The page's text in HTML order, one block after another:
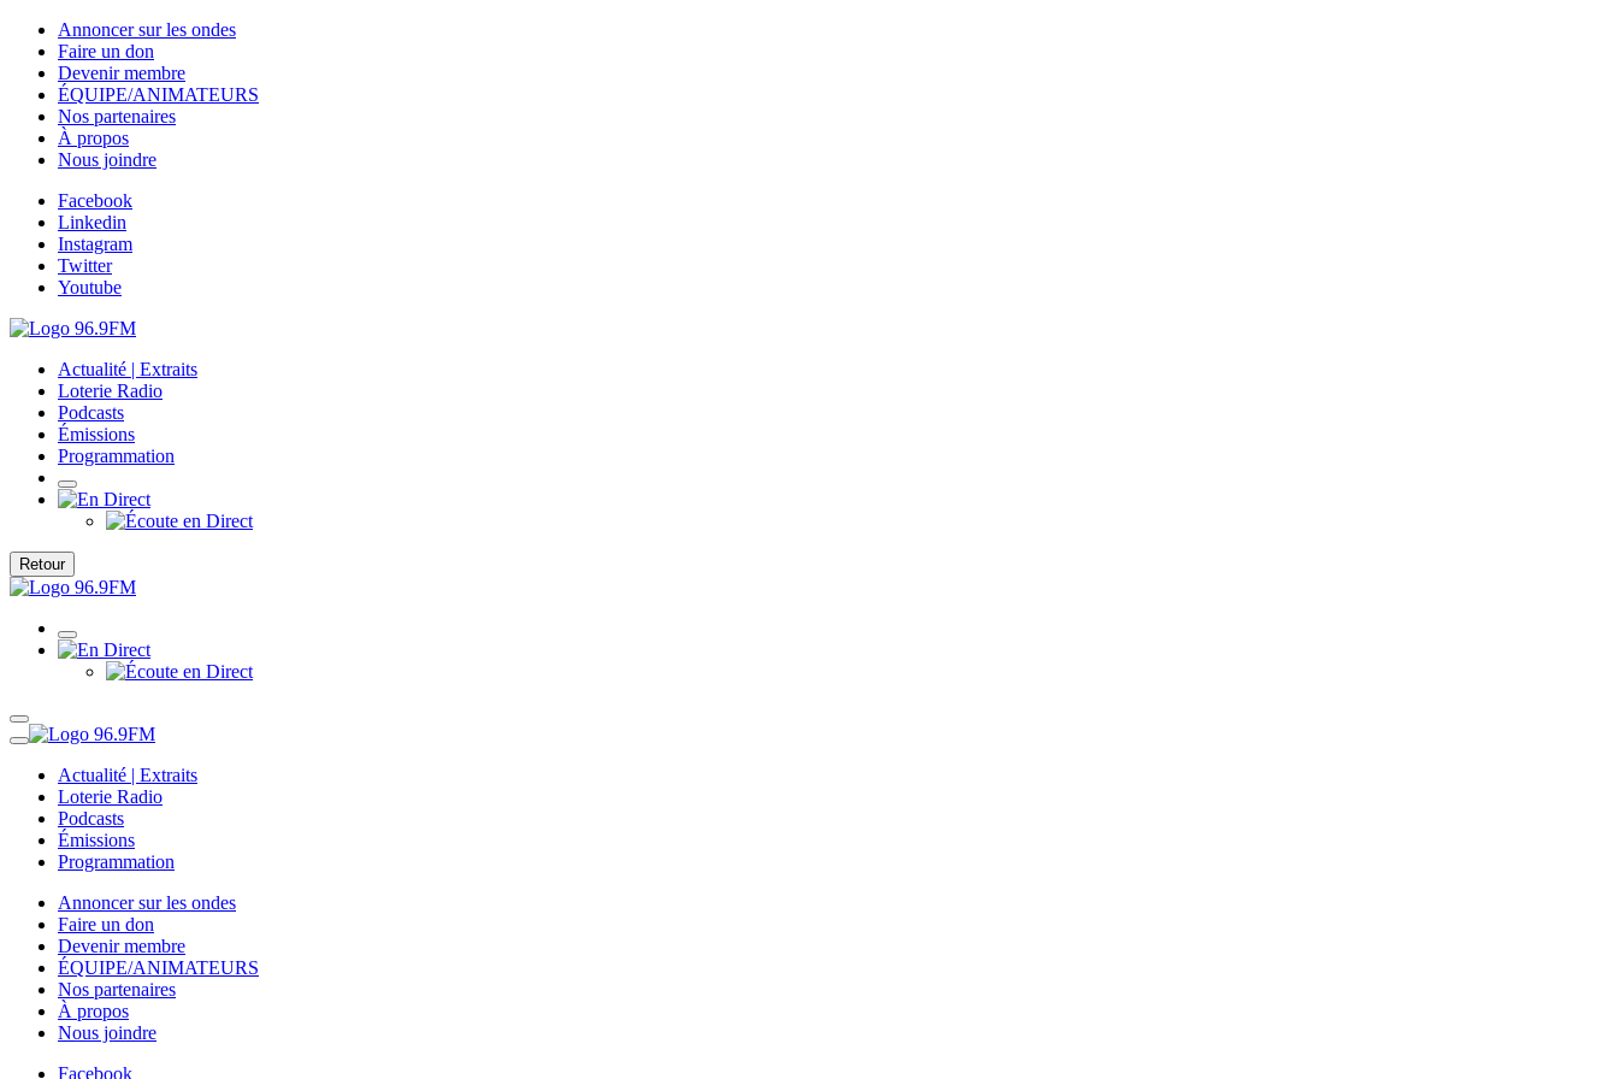
Annoncer sur les ondes
Faire un don
Devenir membre
ÉQUIPE/ANIMATEURS
Nos partenaires
À propos
Nous joindre
Facebook
Linkedin
Instagram
Twitter
Youtube
Actualité | Extraits
Loterie Radio
Podcasts
Émissions
Programmation
Retour
Actualité | Extraits
Loterie Radio
Podcasts
Émissions
Programmation
Annoncer sur les ondes
Faire un don
Devenir membre
ÉQUIPE/ANIMATEURS
Nos partenaires
À propos
Nous joindre
Facebook